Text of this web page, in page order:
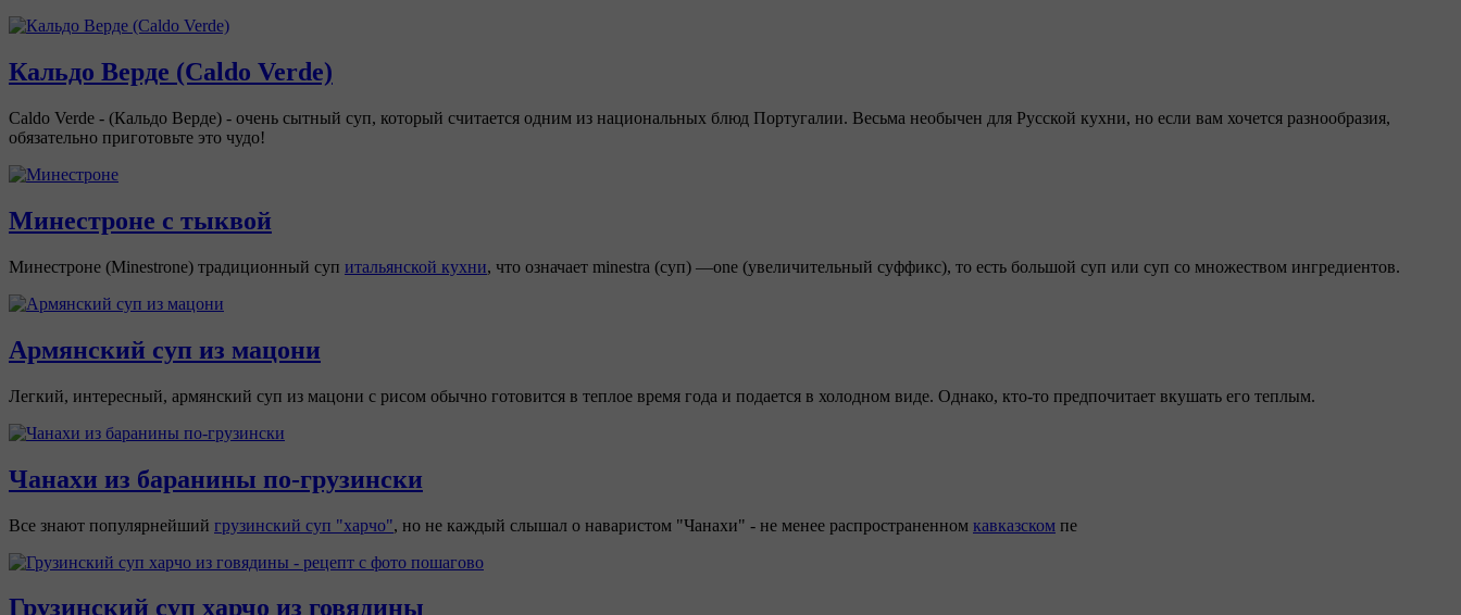
Кальдо Верде (Caldo Verde)
Caldo Verde - (Кальдо Верде) - очень сытный суп, который считается одним из национальных блюд Португалии. Весьма необычен для Русской кухни, но если вам хочется разнообразия,
обязательно приготовьте это чудо!
Минестроне с тыквой
Минестроне (Minestrone) традиционный суп итальянской кухни, что означает minestra (суп) —one (увеличительный суффикс), то есть большой суп или суп со множеством ингредиентов.
Армянский суп из мацони
Легкий, интересный, армянский суп из мацони с рисом обычно готовится в теплое время года и подается в холодном виде. Однако, кто-то предпочитает вкушать его теплым.
Чанахи из баранины по-грузински
Все знают популярнейший грузинский суп "харчо", но не каждый слышал о наваристом "Чанахи" - не менее распространенном кавказском пе
Грузинский суп харчо из говядины